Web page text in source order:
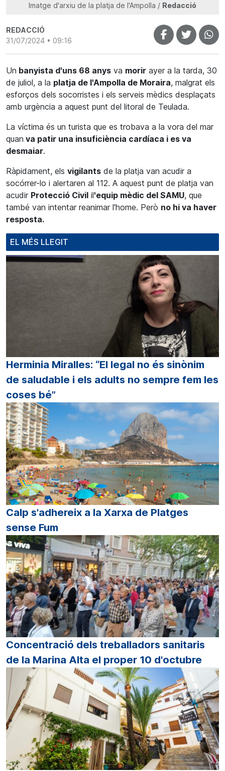
Imatge d'arxiu de la platja de l'Ampolla / Redacció
REDACCIÓ
31/07/2024 • 09:16
Un banyista d'uns 68 anys va morir ayer a la tarda, 30
de juliol, a la platja de l'Ampolla de Moraira, malgrat els
esforços dels socorristes i els serveis mèdics desplaçats
amb urgència a aquest punt del litoral de Teulada.
La víctima és un turista que es trobava a la vora del mar
quan va patir una insuficiència cardíaca i es va
desmaiar.
Ràpidament, els vigilants de la platja van acudir a
socórrer-lo i alertaren al 112. A aquest punt de platja van
acudir Protecció Civil il'equip mèdic del SAMU, que
també van intentar reanimar l'home. Però no hi va haver
resposta.
EL MÉS LLEGIT
Herminia Miralles: “El legal no és sinònim
de saludable i els adults no sempre fem les
coses bé”
Calp s'adhereix a la Xarxa de Platges
sense Fum
Concentració dels treballadors sanitaris
de la Marina Alta el proper 10 d'octubre